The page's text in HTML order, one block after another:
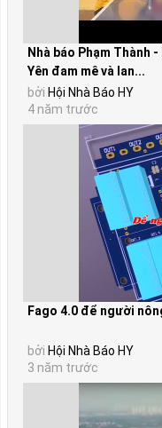
Nhà báo Phạm Thành
Yên đam mê và lan...
bởi Hội Nhà Báo HY
4 năm trước
Fago 4.0 để người
bởi Hội Nhà Báo HY
3 năm trước